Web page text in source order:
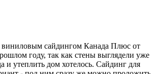
виниловым сайдингом Канада Плюс от
году, так как стены выглядели уже
и утеплить дом хотелось. Сайдинг для